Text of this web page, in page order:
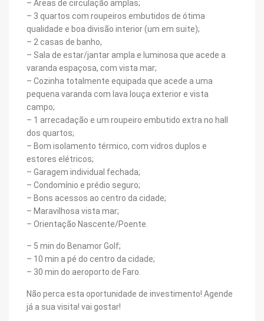
– Áreas de circulação amplas;
– 3 quartos com roupeiros embutidos de ótima
qualidade e boa divisão interior (um em suite);
– 2 casas de banho,
– Sala de estar/jantar ampla e luminosa que acede a
varanda espaçosa, com vista mar;
– Cozinha totalmente equipada que acede a uma
pequena varanda com lava louça exterior e vista
campo;
– 1 arrecadação e um roupeiro embutido extra no hall
dos quartos;
– Bom isolamento térmico, com vidros duplos e
estores elétricos;
– Garagem individual fechada;
– Condomínio e prédio seguro;
– Bons acessos ao centro da cidade;
– Maravilhosa vista mar;
– Orientação Nascente/Poente.
– 5 min do Benamor Golf;
– 10 min a pé do centro da cidade;
– 30 min do aeroporto de Faro.
Não perca esta oportunidade de investimento! Agende
já a sua visita! vai gostar!